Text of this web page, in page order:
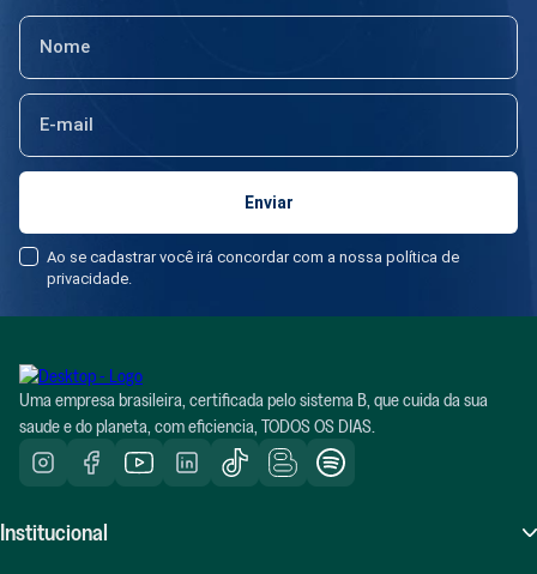
Ao se cadastrar você irá concordar com a nossa política de
privacidade.
Uma empresa brasileira, certificada pelo sistema B, que cuida da sua
saude e do planeta, com eficiencia, TODOS OS DIAS.
Institucional